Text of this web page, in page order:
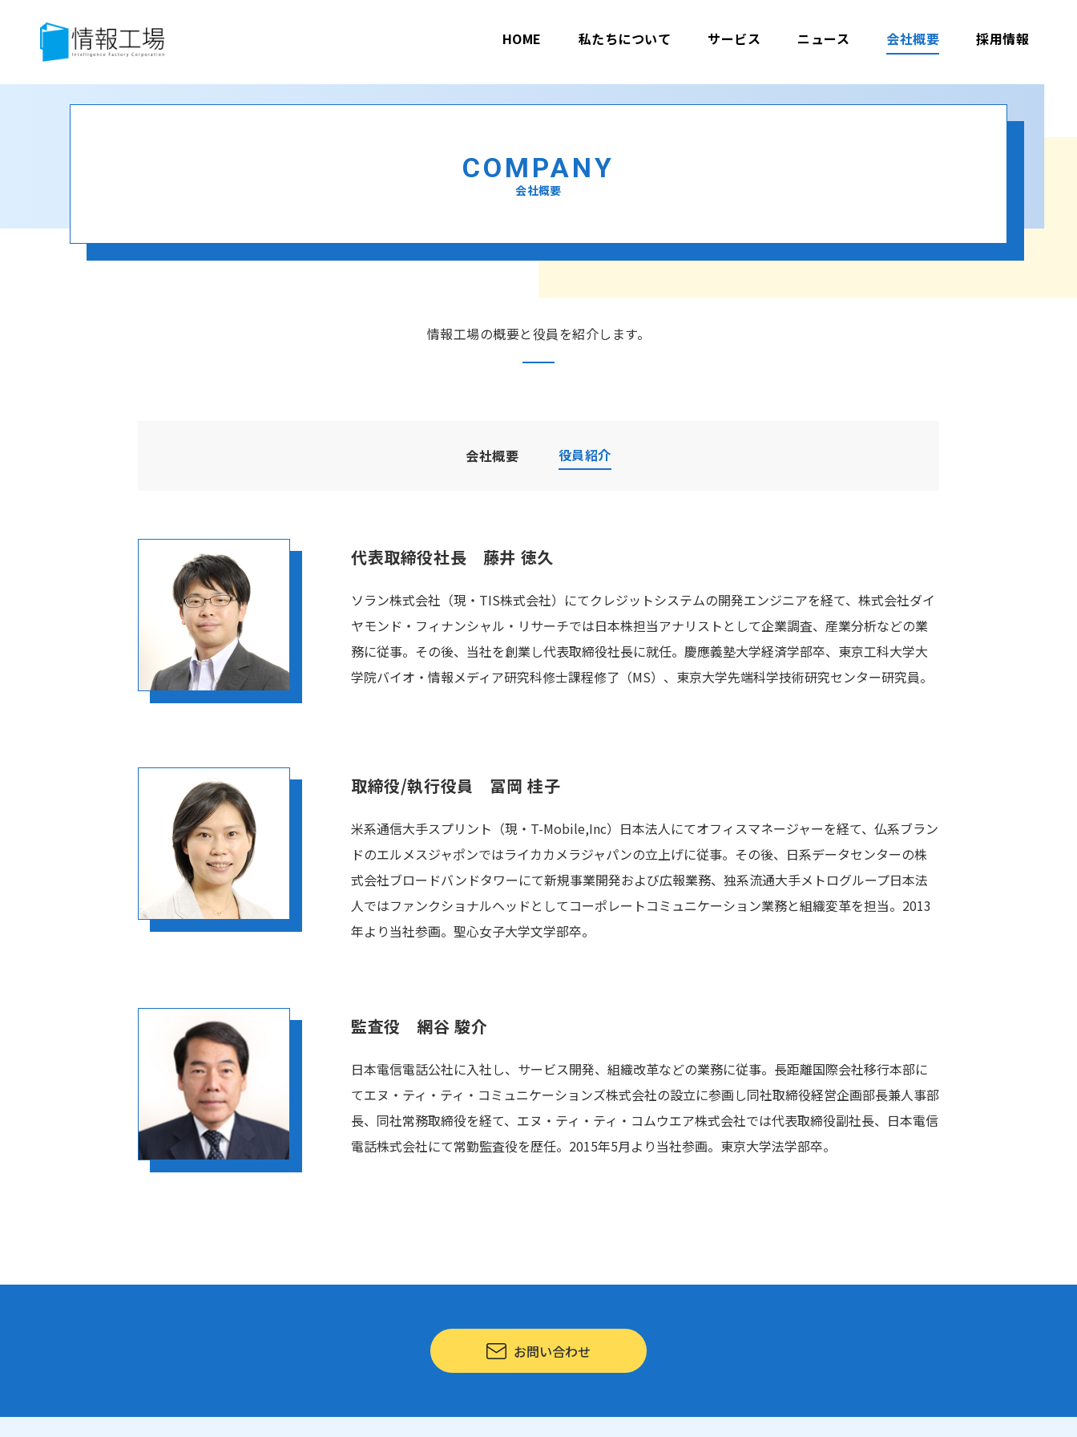
HOME 私たちについて サービス ニュース 会社概要 採用情報
COMPANY
会社概要
情報工場の概要と役員を紹介します。
会社概要 役員紹介
代表取締役社長 藤井 徳久
ソラン株式会社（現・TIS株式会社）にてクレジットシステムの開発エンジニアを経て、株式会社ダイ
ヤモンド・フィナンシャル・リサーチでは日本株担当アナリストとして企業調査、産業分析などの業
務に従事。その後、当社を創業し代表取締役社長に就任。慶應義塾大学経済学部卒、東京工科大学大
学院バイオ・情報メディア研究科修士課程修了（MS）、東京大学先端科学技術研究センター研究員。
取締役/執行役員 冨岡 桂子
米系通信大手スプリント（現・T-Mobile,Inc）日本法人にてオフィスマネージャーを経て、仏系ブラン
ドのエルメスジャポンではライカカメラジャパンの立上げに従事。その後、日系データセンターの株
式会社ブロードバンドタワーにて新規事業開発および広報業務、独系流通大手メトログループ日本法
人ではファンクショナルヘッドとしてコーポレートコミュニケーション業務と組織変革を担当。2013
年より当社参画。聖心女子大学文学部卒。
監査役網谷 駿介
日本電信電話公社に入社し、サービス開発、組織改革などの業務に従事。長距離国際会社移行本部に
てエヌ・ティ・ティ・コミュニケーションズ株式会社の設立に参画し同社取締役経営企画部長兼人事部
長、同社常務取締役を経て、エヌ・ティ・ティ・コムウエア株式会社では代表取締役副社長、日本電信
電話株式会社にて常勤監査役を歴任。2015年5月より当社参画。東京大学法学部卒。
お問い合わせ